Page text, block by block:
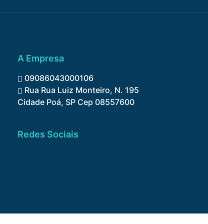
A Empresa
09086043000106
Rua Rua Luiz Monteiro, N. 195
Cidade Poá, SP Cep 08557600
Redes Sociais